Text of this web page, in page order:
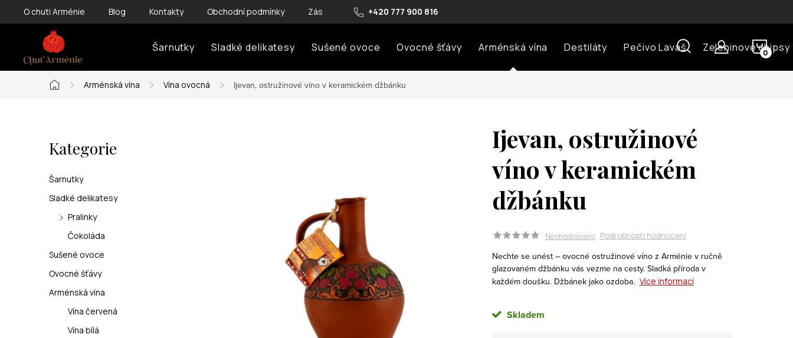
na
+420 777 900 816
O chuti Arménie Blog Kontakty Obchodní podmínky Zásady ochrany osobních údajů
KOŠÍK
Šarnutky Sladké delikatesy Sušené ovoce Ovocné šťávy Arménská vína Destiláty Pečivo Lavaš Zeleninové chipsy
Domů
Arménská vína Vína ovocná Ijevan, ostružinové víno v keramickém džbánku
o
s
t
a
n
n
Přeskočit
kategorie
Kategorie
Šarnutky
Sladké delikatesy
Pralinky
Čokoláda
Sušené ovoce
Ovocné šťávy
Arménská vína
Vína červená
Vína bílá
Ijevan, ostružinové
víno v keramickém
džbánku
Neohodnoceno Podrobnosti hodnocení
Nechte se unést – ovocné ostružinové víno z Arménie v ručně
glazovaném džbánku vás vezme na cesty. Sladká příroda v
každém doušku. Džbánek jako ozdoba. Více informací
Skladem